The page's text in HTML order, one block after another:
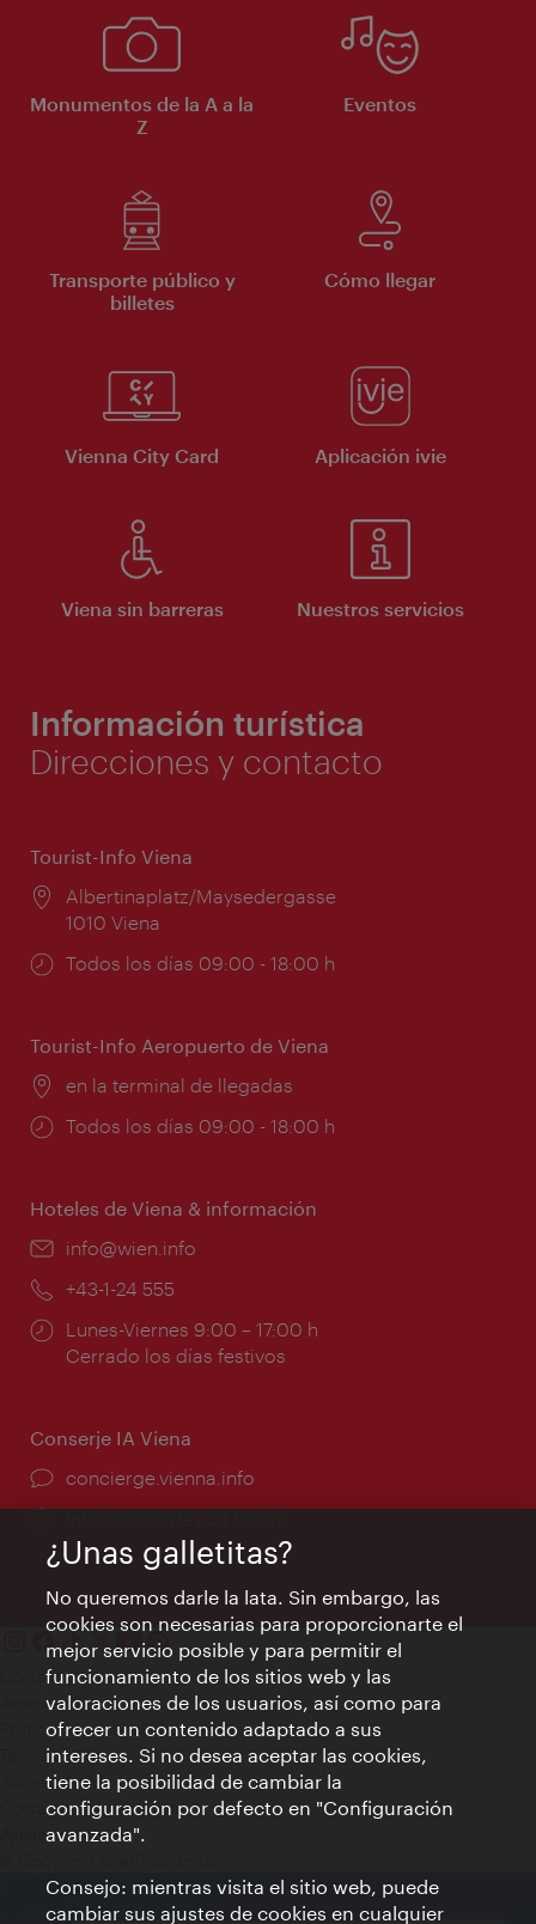
Monumentos de la A a la
Z
Eventos
Transporte público y
billetes
Cómo llegar
Vienna City Card Aplicación ivie
Viena sin barreras Nuestros servicios
Información turística
Direcciones y contacto
Tourist-Info Viena
Lugar:
Albertinaplatz/Maysedergasse
1010 Viena
Horarios
Todos los días 09:00 - 18:00 h
Tourist-Info Aeropuerto de Viena
Lugar:
en la terminal de llegadas
Horarios
Todos los días 09:00 - 18:00 h
Hoteles de Viena & información
e-
info@wien.info
Teléfono:
+43-1-24 555
Horarios
de
Lunes-Viernes 9:00 – 17:00 h
Cerrado los días festivos
Conserje IA Viena
concierge.vienna.info
Contacto
Aviso legal
Política de privacidad de datos
Terms of Use
Accesibilidad
Contacto para la prensa
Ajustes de cookie
¿Unas galletitas?
No queremos darle la lata. Sin embargo, las
cookies son necesarias para proporcionarte el
mejor servicio posible y para permitir el
funcionamiento de los sitios web y las
valoraciones de los usuarios, así como para
ofrecer un contenido adaptado a sus
intereses. Si no desea aceptar las cookies,
tiene la posibilidad de cambiar la
configuración por defecto en "Configuración
avanzada".
Consejo: mientras visita el sitio web, puede
cambiar sus ajustes de cookies en cualquier